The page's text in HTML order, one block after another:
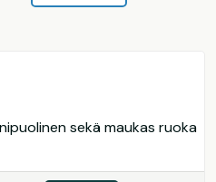
sekä maukas ruoka